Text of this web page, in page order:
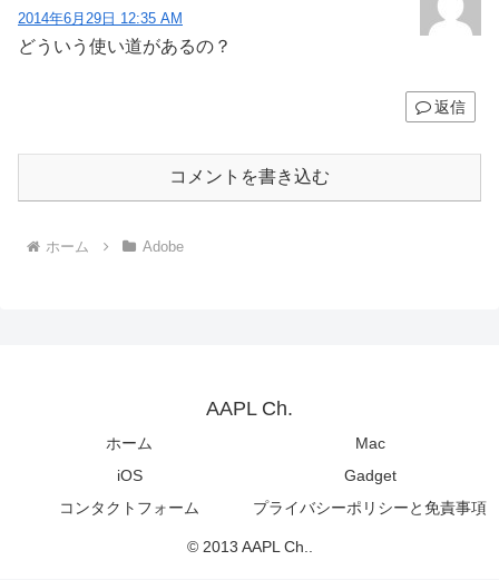
2014年6月29日 12:35 AM
どういう使い道があるの？
返信
コメントを書き込む
ホーム Adobe
AAPL Ch.
ホーム
Mac
iOS
Gadget
コンタクトフォーム
プライバシーポリシーと免責事項
© 2013 AAPL Ch..